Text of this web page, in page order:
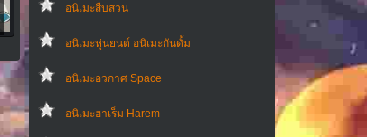
อนิเมะสืบสวน
อนิเมะหุ่นยนต์ อนิเมะกันดั้ม
อนิเมะอวกาศ Space
อนิเมะฮาเร็ม Harem